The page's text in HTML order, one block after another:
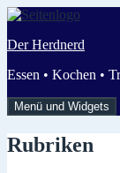
Zum
springen
Der Herdnerd
Essen • Kochen •
Menü und Widgets
Rubriken